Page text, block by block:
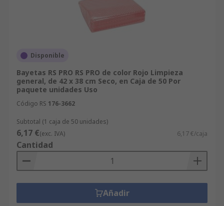
Disponible
Bayetas RS PRO RS PRO de color Rojo Limpieza
general, de 42 x 38 cm Seco, en Caja de 50 Por
paquete unidades Uso
Código RS 176-3662
Subtotal (1 caja de 50 unidades)
6,17 €(exc. IVA) 6,17 €/caja
Cantidad
Añadir